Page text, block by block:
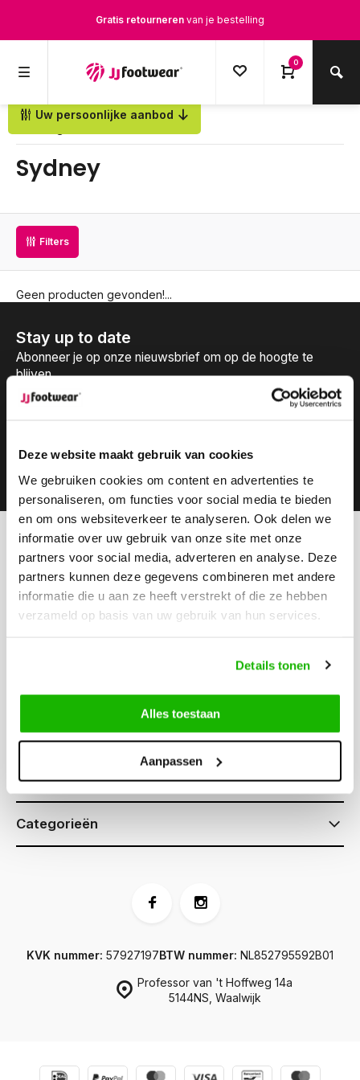
Deze website maakt gebruik van cookies
We gebruiken cookies om content en advertenties te
personaliseren, om functies voor social media te bieden
en om ons websiteverkeer te analyseren. Ook delen we
informatie over uw gebruik van onze site met onze
partners voor social media, adverteren en analyse. Deze
partners kunnen deze gegevens combineren met andere
informatie die u aan ze heeft verstrekt of die ze hebben
verzameld op basis van uw gebruik van hun services.
Details tonen
Alles toestaan
Aanpassen
Gratis retourneren van je bestelling
0
Uw persoonlijke aanbod
Sydney
Filters
Geen producten gevonden!...
Stay up to date
Abonneer je op onze nieuwsbrief om op de hoogte te
blijven.
Kunnen we helpen?
Klantenservice:
Bel ons
0416-272223
Klantenservice
Informatie
Categorieën
Professor van 't Hoffweg 14a
5144NS, Waalwijk
KVK nummer: 57927197BTW nummer: NL852795592B01